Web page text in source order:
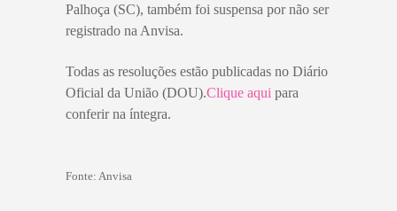
Palhoça (SC), também foi suspensa por não ser
registrado na Anvisa.
Todas as resoluções estão publicadas no Diário
Oficial da União (DOU).Clique aqui para
conferir na íntegra.
Fonte: Anvisa